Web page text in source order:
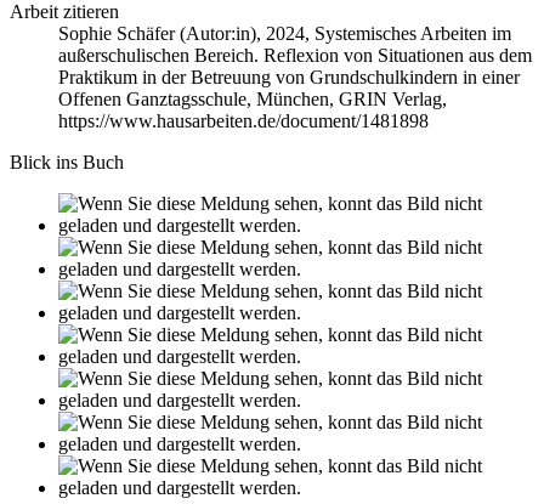
Arbeit zitieren
Sophie Schäfer (Autor:in), 2024, Systemisches Arbeiten im
außerschulischen Bereich. Reflexion von Situationen aus dem
Praktikum in der Betreuung von Grundschulkindern in einer
Offenen Ganztagsschule, München, GRIN Verlag,
https://www.hausarbeiten.de/document/1481898
Blick ins Buch
Leseprobe aus 16 Seiten
Facebook
Instagram
TikTok